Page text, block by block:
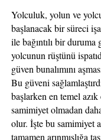
Yolculuk, yolun ve
başlanacak bir süreci
ile bağıntılı bir
yolcunun rüştünü
güven bunalımını
Bu güveni
başlarken en temel
samimiyet olmadan
olur. İşte bu samimiyet
tamamen arınmışlığa